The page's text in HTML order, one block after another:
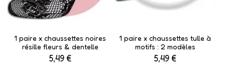
1 paire x ​chaussettes noires
résille fleurs & dentelle
5,49 €
1 paire x ​chaussettes tulle à
motifs : 2 modèles
5,49 €